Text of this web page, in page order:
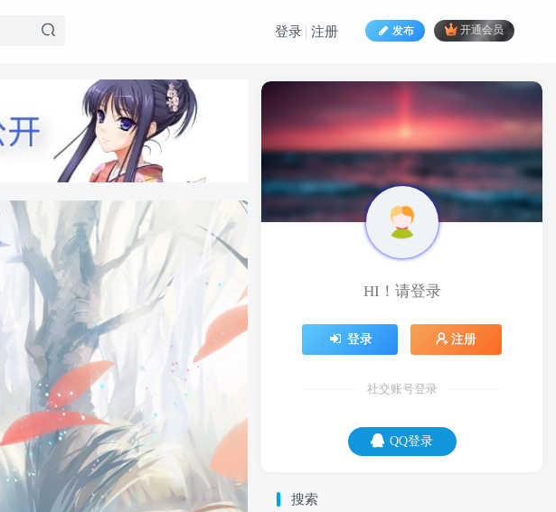
发布 开通会员
登录 注册
HI！请登录
登录 注册
社交账号登录
QQ登录
搜索
HI！请登录
登录 注册
社交账号登录
QQ登录